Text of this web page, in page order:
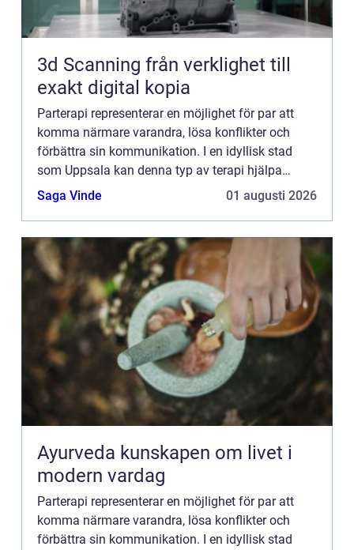
3d Scanning från verklighet till
exakt digital kopia
Parterapi representerar en möjlighet för par att
komma närmare varandra, lösa konflikter och
förbättra sin kommunikation. I en idyllisk stad
som Uppsala kan denna typ av terapi hjälpa
individer i en relation att ta ...
Saga Vinde 01 augusti 2026
Ayurveda kunskapen om livet i
modern vardag
Parterapi representerar en möjlighet för par att
komma närmare varandra, lösa konflikter och
förbättra sin kommunikation. I en idyllisk stad